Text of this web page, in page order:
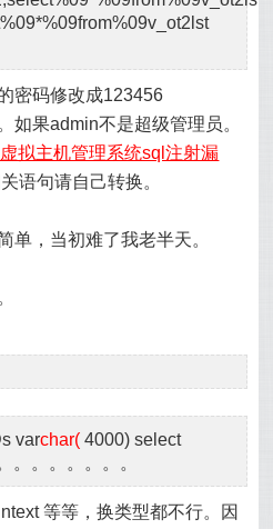
密码修改成123456
如果admin不是超级管理员。
拟主机管理系统sql注射漏
语句请自己转换。
单，当初难了我老半天。
varchar( 4000) select
。。。。。。。
等等，换类型都不行。因